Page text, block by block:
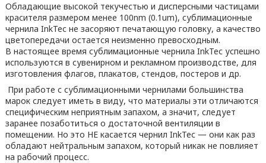
Обладающие высокой текучестью и дисперсными частицами
красителя размером менее 100nm (0.1um), сублимационные
чернила InkТес не засоряют печатающую головку, а качество
цветопередачи остается неизменно превосходным.
В настоящее время сублимационные чернила InkТес успешно
используются в сувенирном и рекламном производстве, для
изготовления флагов, плакатов, стендов, постеров и др.
При работе с сублимационными чернилами большинства
марок следует иметь в виду, что материалы эти отличаются
специфическим неприятным запахом, а значит, следует
заранее позаботиться о достаточной вентиляции в
помещении. Но это НЕ касается чернил InkТес — они как раз
обладают нейтральным запахом, который никак не повлияет
на рабочий процесс.